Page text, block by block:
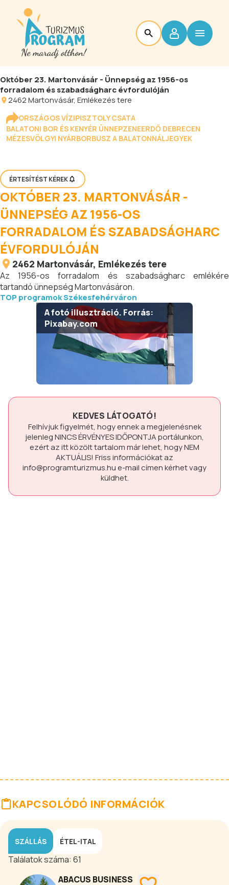
Október 23. Martonvásár - Ünnepség az 1956-os
forradalom és szabadságharc évfordulóján
2462Martonvásár, Emlékezés tere
ORSZÁGOS VÍZIPISZTOLY CSATA
BALATONI BOR ÉS KENYÉR ÜNNEPZENEERDŐ DEBRECEN
MÉZESVÖLGYI NYÁRBORBUSZ A BALATONNÁLJEGYEK
ÉRTESÍTÉST KÉREK
OKTÓBER 23. MARTONVÁSÁR -
ÜNNEPSÉG AZ 1956-OS
FORRADALOM ÉS SZABADSÁGHARC
ÉVFORDULÓJÁN
2462 Martonvásár, Emlékezés tere
Az 1956-os forradalom és szabadságharc emlékére
tartandó ünnepség Martonvásáron.
TOP programok Székesfehérváron
A fotó illusztráció. Forrás:
Pixabay.com
KEDVES LÁTOGATÓ!
Felhívjuk figyelmét, hogy ennek a megjelenésnek
jelenlegNINCS ÉRVÉNYES IDŐPONTJAportálunkon,
ezért az itt közölt tartalom már lehet, hogyNEM
AKTUÁLIS! Friss információkat az
info@programturizmus.hue-mail címen kérhet vagy
küldhet.
KAPCSOLÓDÓ INFORMÁCIÓK
SZÁLLÁS ÉTEL-ITAL
Találatok száma: 61
ABACUS BUSINESS